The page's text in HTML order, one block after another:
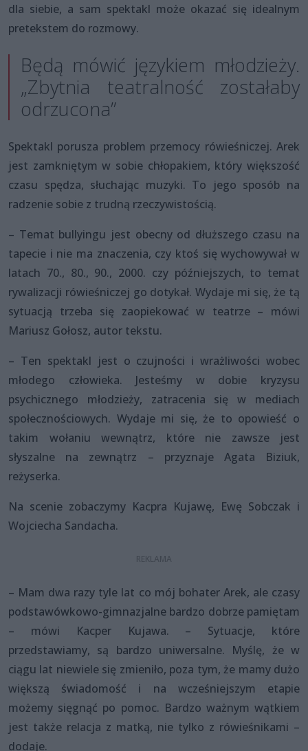
dla siebie, a sam spektakl może okazać się idealnym
pretekstem do rozmowy.
Będą mówić językiem młodzieży.
„Zbytnia teatralność zostałaby
odrzucona”
Spektakl porusza problem przemocy rówieśniczej. Arek
jest zamkniętym w sobie chłopakiem, który większość
czasu spędza, słuchając muzyki. To jego sposób na
radzenie sobie z trudną rzeczywistością.
– Temat bullyingu jest obecny od dłuższego czasu na
tapecie i nie ma znaczenia, czy ktoś się wychowywał w
latach 70., 80., 90., 2000. czy późniejszych, to temat
rywalizacji rówieśniczej go dotykał. Wydaje mi się, że tą
sytuacją trzeba się zaopiekować w teatrze – mówi
Mariusz Gołosz, autor tekstu.
– Ten spektakl jest o czujności i wrażliwości wobec
młodego człowieka. Jesteśmy w dobie kryzysu
psychicznego młodzieży, zatracenia się w mediach
społecznościowych. Wydaje mi się, że to opowieść o
takim wołaniu wewnątrz, które nie zawsze jest
słyszalne na zewnątrz – przyznaje Agata Biziuk,
reżyserka.
Na scenie zobaczymy Kacpra Kujawę, Ewę Sobczak i
Wojciecha Sandacha.
– Mam dwa razy tyle lat co mój bohater Arek, ale czasy
podstawówkowo-gimnazjalne bardzo dobrze pamiętam
– mówi Kacper Kujawa. – Sytuacje, które
przedstawiamy, są bardzo uniwersalne. Myślę, że w
ciągu lat niewiele się zmieniło, poza tym, że mamy dużo
większą świadomość i na wcześniejszym etapie
możemy sięgnąć po pomoc. Bardzo ważnym wątkiem
jest także relacja z matką, nie tylko z rówieśnikami –
dodaje.